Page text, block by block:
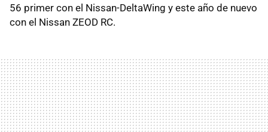
56 primer con el Nissan-DeltaWing y este año de nuevo
con el Nissan ZEOD RC.